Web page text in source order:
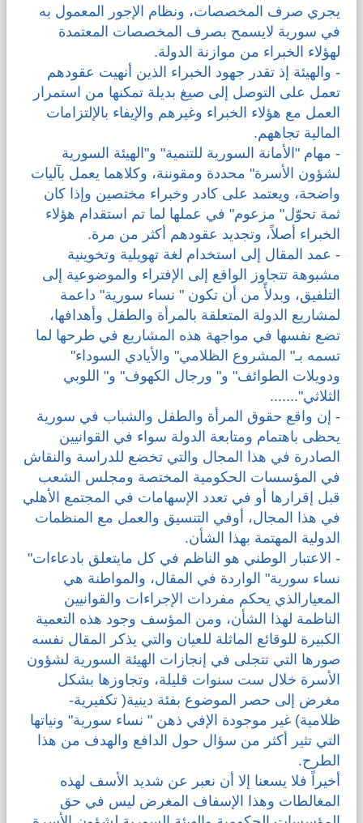
يجري صرف المخصصات، ونظام الإجور المعمول به
في سورية لايسمح بصرف المخصصات المعتمدة
لهؤلاء الخبراء من موازنة الدولة.
- والهيئة إذ تقدر جهود الخبراء الذين أنهيت عقودهم
تعمل على التوصل إلى صيغ بديلة تمكنها من استمرار
العمل مع هؤلاء الخبراء وغيرهم والإيفاء بالإلتزامات
المالية تجاههم.
- مهام "الأمانة السورية للتنمية" و"الهيئة السورية
لشؤون الأسرة" محددة ومقوننة، وكلاهما يعمل بآليات
واضحة، ويعتمد على كادر وخبراء مختصين وإذا كان
ثمة تحوّل" مزعوم" في عملها لما تم استقدام هؤلاء
الخبراء أصلاً، وتجديد عقودهم أكثر من مرة.
- عمد المقال إلى استخدام لغة تهويلية وتخوينية
مشبوهة تتجاوز الواقع إلى الإفتراء والموضوعية إلى
التلفيق، وبدلأً من أن تكون " نساء سورية" داعمة
لمشاريع الدولة المتعلقة بالمرأة والطفل وأهدافها،
تضع نفسها في مواجهة هذه المشاريع في طرحها لما
تسمه بـ" المشروع الظلامي" والأيادي السوداء"
ودويلات الطوائف" و" ورجال الكهوف" و" اللوبي
الثلاثي".......
- إن واقع حقوق المرأة والطفل والشباب في سورية
يحظى باهتمام ومتابعة الدولة سواء في القوانيين
الصادرة في هذا المجال والتي تخضع للدراسة والنقاش
في المؤسسات الحكومية المختصة ومجلس الشعب
قبل إقرارها أو في تعدد الإسهامات في المجتمع الأهلي
في هذا المجال، أوفي التنسيق والعمل مع المنظمات
الدولية المهتمة بهذا الشأن.
- الاعتبار الوطني هو الناظم في كل مايتعلق بادعاءات"
نساء سورية" الواردة في المقال، والمواطنة هي
المعيارالذي يحكم مفردات الإجراءات والقوانيين
الناظمة لهذا الشأن، ومن المؤسف وجود هذه التعمية
الكبيرة للوقائع الماثلة للعيان والتي يذكر المقال نفسه
صورها التي تتجلى في إنجازات الهيئة السورية لشؤون
الأسرة خلال ست سنوات قليلة، وتجاوزها بشكل
مغرض إلى حصر الموضوع بفئة دينية( تكفيرية-
ظلامية) غير موجودة الإفي ذهن " نساء سورية" ونياتها
التي تثير أكثر من سؤال حول الدافع والهدف من هذا
الطرح.
أخيراً فلا يسعنا إلا أن نعبر عن شديد الأسف لهذه
المغالطات وهذا الإسفاف المغرض ليس في حق